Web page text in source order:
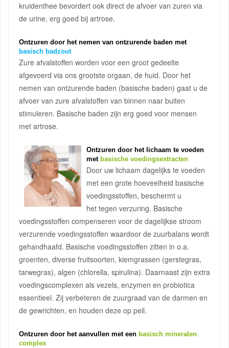
kruidenthee bevordert ook direct de afvoer van zuren via
de urine, erg goed bij artrose.
Ontzuren door het nemen van ontzurende baden met
basisch badzout
Zure afvalstoffen worden voor een groot gedeelte
afgevoerd via ons grootste orgaan, de huid. Door het
nemen van ontzurende baden (basische baden) gaat u de
afvoer van zure afvalstoffen van binnen naar buiten
stimuleren. Basische baden zijn erg goed voor mensen
met artrose.
Ontzuren door het lichaam te voeden
met basische voedingsextracten
Door uw lichaam dagelijks te voeden
met een grote hoeveelheid basische
voedingsstoffen, beschermt u
het tegen verzuring. Basische
voedingsstoffen compenseren voor de dagelijkse stroom
verzurende voedingsstoffen waardoor de zuurbalans wordt
gehandhaafd. Basische voedingsstoffen zitten in o.a.
groenten, diverse fruitsoorten, kiemgrassen (gerstegras,
tarwegras), algen (chlorella, spirulina). Daarnaast zijn extra
voedingscomplexen als vezels, enzymen en probiotica
essentieel. Zij verbeteren de zuurgraad van de darmen en
de gewrichten, en houden deze op peil.
Ontzuren door het aanvullen met een basisch mineralen
complex